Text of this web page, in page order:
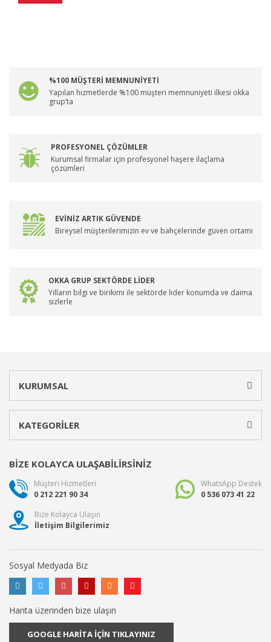
%100 MÜŞTERİ MEMNUNİYETİ
Yapılan hizmetlerde %100 müşteri memnuniyeti ilkesi okka
grup’ta
PROFESYONEL ÇÖZÜMLER
Kurumsal firmalar için profesyonel haşere ilaçlama
çözümleri
EVİNİZ ARTIK GÜVENDE
Bireysel müşterilerimizin ev ve bahçelerinde güven ortamı
OKKA GRUP SEKTÖRDE LİDER
Yılların bilgi ve birikimi ile sektörde lider konumda ve daima
sizlerle
KURUMSAL
KATEGORİLER
BİZE KOLAYCA ULAŞABİLİRSİNİZ
Müşteri Hizmetleri
0 212 221 90 34
WhatsApp Destek
0 536 073 41 22
Bize Kolayca Ulaşın
İletişim Bilgilerimiz
Sosyal Medyada Biz
Harita üzerinden bize ulaşın
GOOGLE HARİTA İÇİN TIKLAYINIZ